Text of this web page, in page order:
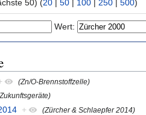
(vorherige 50 | nächste 50) (20 | 50 | 100 | 250 | 500)
Wert:
(Zn/O-Brennstoffzelle)
+ (Zürcher & Schlaepfer 2014)